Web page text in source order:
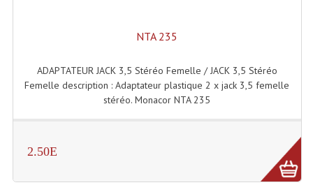
Digital Package Et Logiciel
NTA 235
ADAPTATEUR JACK 3,5 Stéréo Femelle / JACK 3,5 Stéréo
Femelle description : Adaptateur plastique 2 x jack 3,5 femelle
stéréo. Monacor NTA 235
2.50E